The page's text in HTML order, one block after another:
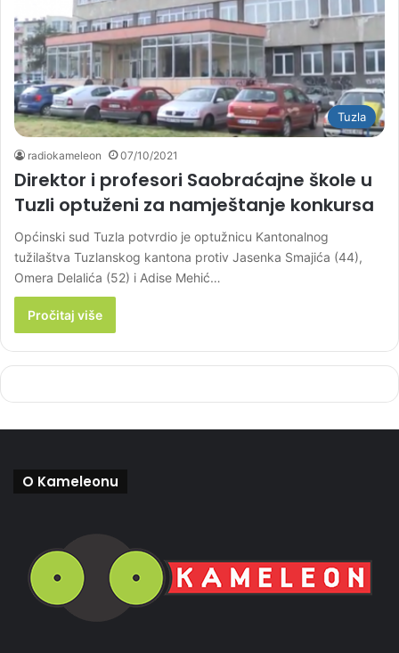
Tuzla
radiokameleon 07/10/2021
Direktor i profesori Saobraćajne škole u
Tuzli optuženi za namještanje konkursa
Općinski sud Tuzla potvrdio je optužnicu Kantonalnog
tužilaštva Tuzlanskog kantona protiv Jasenka Smajića (44),
Omera Delalića (52) i Adise Mehić…
Pročitaj više
O Kameleonu